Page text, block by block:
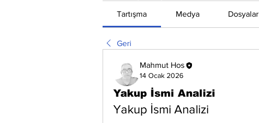
Tartışma Medya Dosyalar
Geri
Mahmut Hos
14 Ocak 2026
Yakup İsmi Analizi
Yakup İsmi Analizi